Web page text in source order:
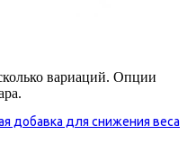
вариаций. Опции
добавка для снижения веса